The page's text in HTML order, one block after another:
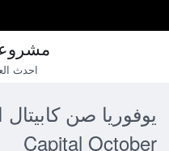
احدث
Capital October